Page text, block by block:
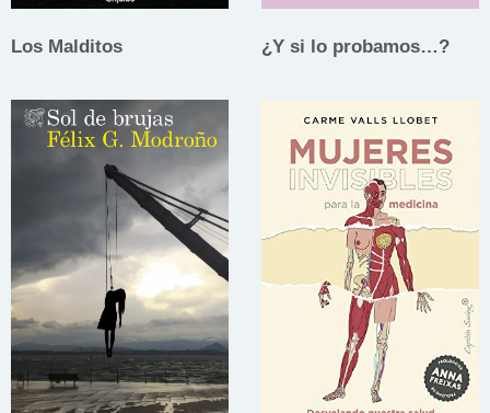
Los Malditos ¿Y si lo probamos…?